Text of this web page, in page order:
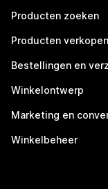
Producten zoeken
Producten verkopen
Bestellingen en
Winkelontwerp
Marketing en
Winkelbeheer